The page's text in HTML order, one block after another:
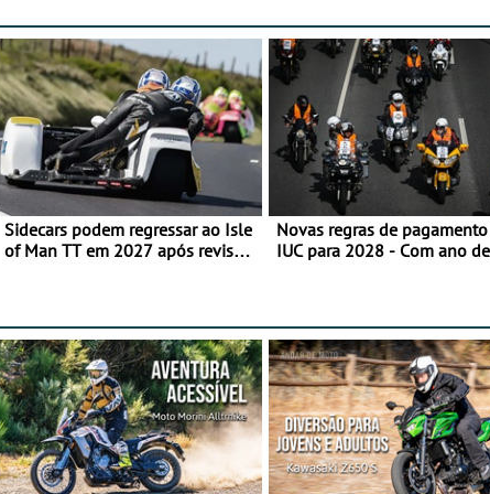
Sidecars podem regressar ao Isle
of Man TT em 2027 após revisão
Novas regras de
IUC para 2028 - Com ano de